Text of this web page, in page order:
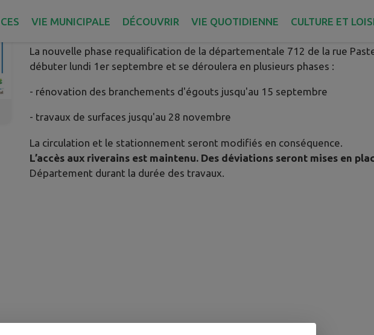
VIE MUNICIPALE DÉCOUVRIR VIE QUOTIDIENNE CULTURE ET
Publié le jeudi 21 août 2025 - Châtelaudren-Plouagat
La nouvelle phase requalification de la départementale 712 de la rue
débuter lundi 1er septembre et se déroulera en plusieurs phases :
- rénovation des branchements d'égouts jusqu'au 15 septembre
- travaux de surfaces jusqu'au 28 novembre
La circulation et le stationnement seront modifiés en conséquence.
L’accès aux riverains est maintenu. Des déviations seront mises en
Département durant la durée des travaux.